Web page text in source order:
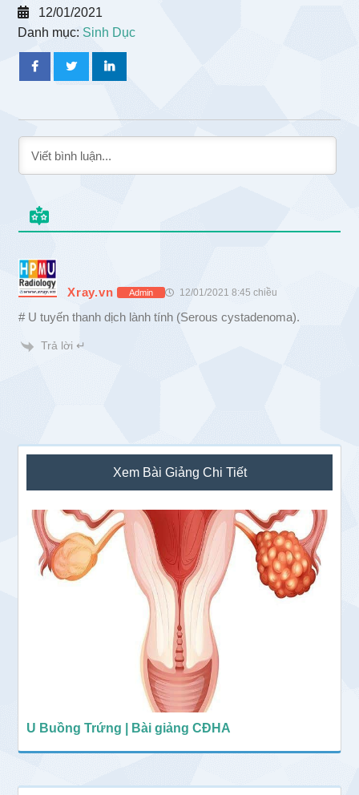
12/01/2021
Danh mục:Sinh Dục
Xray.vn Admin 12/01/2021 8:45 chiều
# U tuyến thanh dịch lành tính (Serous cystadenoma).
Trả lời ↵
Sidebar
chính
Xem Bài Giảng Chi Tiết
U Buồng Trứng | Bài giảng CĐHA